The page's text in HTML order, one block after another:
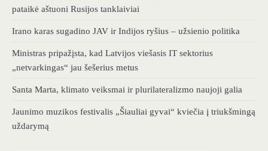
pataikė aštuoni Rusijos tanklaiviai
Irano karas sugadino JAV ir Indijos ryšius – užsienio politika
Ministras pripažįsta, kad Latvijos viešasis IT sektorius
„netvarkingas“ jau šešerius metus
Santa Marta, klimato veiksmai ir plurilateralizmo naujoji galia
Jaunimo muzikos festivalis „Šiauliai gyvai“ kviečia į triukšmingą
uždarymą